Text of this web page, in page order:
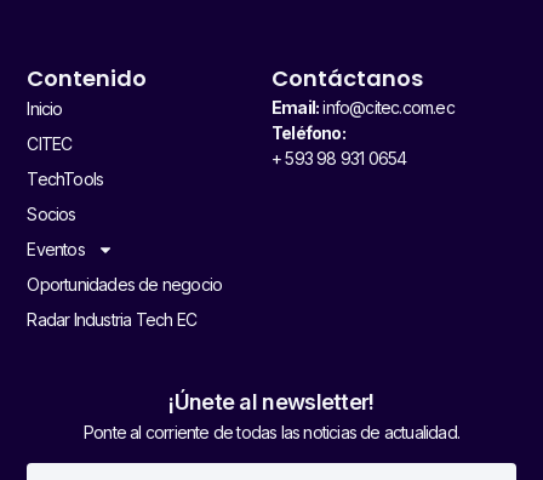
Contenido
Inicio
CITEC
TechTools
Socios
Eventos
Oportunidades de negocio
Radar Industria Tech EC
Contáctanos
Email:info@citec.com.ec
Teléfono:
+ 593 98 931 0654
¡Únete al newsletter!
Ponte al corriente de todas las noticias de actualidad.